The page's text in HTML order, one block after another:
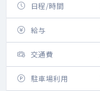
日程/時間
給与
交通費
駐車場利用